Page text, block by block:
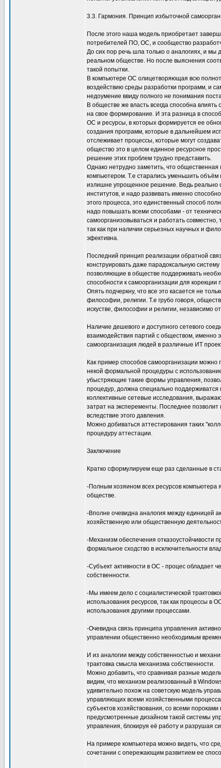
3.3. Гармония. Принцип избыточной
После этого наша модель приобретает
потребителей ПО, ОС, и сообщество
До сих пор речь шла только о аналогиях, и
реальном обществе. Но после выяснения
такой попытки.
В компьютере ОС олицетворяющая всю
воздействию среды разработки программ, и
недоумение ввиду полного не понимания
В обществе же власть всегда способна
на свое формирование. И эта разница в
ОС и ресурсы, в которых формируется ее
создания программ, которые в дальнейшем
отслеживает процессы, которые могут
общество это в целом единное ресурсное
решение этих проблем трудно представить.
Однако нетрудно заметить, что
компьютером. Т.е старались уменьшить
излишне упрощенное решение. Ведь реально
институтов, и надо развивать именно
этого процесса, это единственный способ
надо повышать всеми способами - от
самоорганизовываться и работать совместно,
так как при наличии серьезных научных и
эфективна.
Последний принцип реализации обратной
конструировать даже парадоксальную
позволяющие в обществе поддерживать
способности к самоорганизации для корекции
Опять подчеркну, что все это касается не
философии, религии. Т.е грубо говоря,
искустве, философии и религии, независимо
Наличие дешевого и доступного сетевого
взаимодействия партий с обществом, именно
самоорганизация людей в различные ИТ
Как пример способов самоорганизации
некой формальной процедуры с
убыстряющие такие формы управления,
процедур, должна специально
коллективные сетевые исследования,
затрат на эксперементы. Последнее
вследствие этого давления.
Можно добиваться аттестирования таких
процедуру аттестации.
Заключение
Кратко сформулируем еще раз сделанные в
-Полным хозяином всех ресурсов компьютера
обществе.
-Вполне очевидна аналогия между единицей
хозяйственную или общественную
-Механизм обеспечения отказоустойчивости
формальное сходство в исключительности
-Субъект активности в ОС - процес обладает
собственности.
-Мы имеем дело с социалистической
использования ресурсов, так как процессы в
использования другими процессами.
-Очевидна связь принципа управления
управлении общественно необходимым
И из аналогии между собственностью и
трактовка смысла механизма собственности.
Можно добавить, что сравнивая разные
видим, что механизм реализованный в
удивительно похож на советскую модель
управляющих всеми хозяйственными
субъектов хозяйствования, со всеми
предусмотренные дизайном такой системы
управления, блокируя её работу и разрушая
На примере компьютера можно видеть, что
сочетании с опережающим развитием ее